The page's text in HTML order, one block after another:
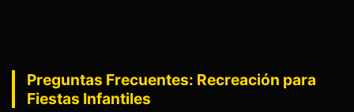
Preguntas Frecuentes: Recreación para
Fiestas Infantiles